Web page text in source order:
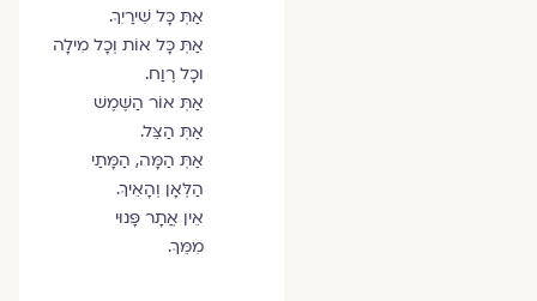
אַתְּ כָּל שִׁירַיִךְ.
אַתְּ כָּל אוֹת וְכָל מִילָה
וכָל רֶוַח.
אַתְּ אוֹר הַשֶּׁמֶשׁ
אַתְּ הַצֵּל.
אַתְּ הַמָּה, הַמָּתַי
הַלְּאָן וְהָאֵיךְ.
אֵין אֲתָר פָּנוּי
מִמֵּךְ.